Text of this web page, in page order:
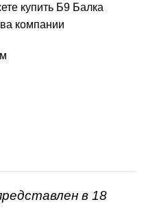
купить Б9 Балка
компании
в 18